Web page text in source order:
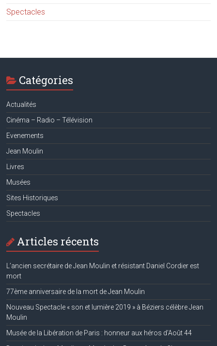
Spectacles
Catégories
Actualités
Cinéma – Radio – Télévision
Evenements
Jean Moulin
Livres
Musées
Sites Historiques
Spectacles
Articles récents
L’ancien secrétaire de Jean Moulin et résistant Daniel Cordier est
mort
77ème anniversaire de la mort de Jean Moulin
Nouveau Spectacle « son et lumière 2019 » à Béziers célèbre Jean
Moulin
Musée de la Libération de Paris : honneur aux héros d’Août 44